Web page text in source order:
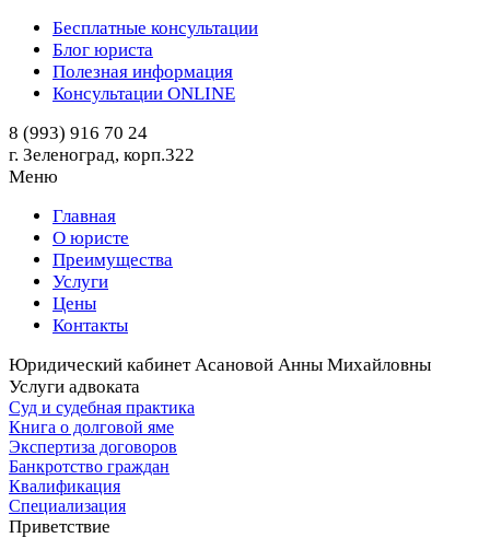
Бесплатные консультации
Блог юриста
Полезная информация
Консультации ONLINE
8 (993) 916 70 24
г. Зеленоград, корп.322
Меню
Главная
О юристе
Преимущества
Услуги
Цены
Контакты
Юридический кабинет Асановой Анны Михайловны
Услуги адвоката
Суд и судебная практика
Книга о долговой яме
Экспертиза договоров
Банкротство граждан
Квалификация
Специализация
Приветствие